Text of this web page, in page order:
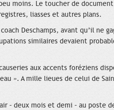
moins. Le toucher de
liasses et autres plans.
Deschamps, avant qu’il ne
similaires devaient
aux accents foréziens
». A mille lieues de celui de
– deux mois et demi – au poste